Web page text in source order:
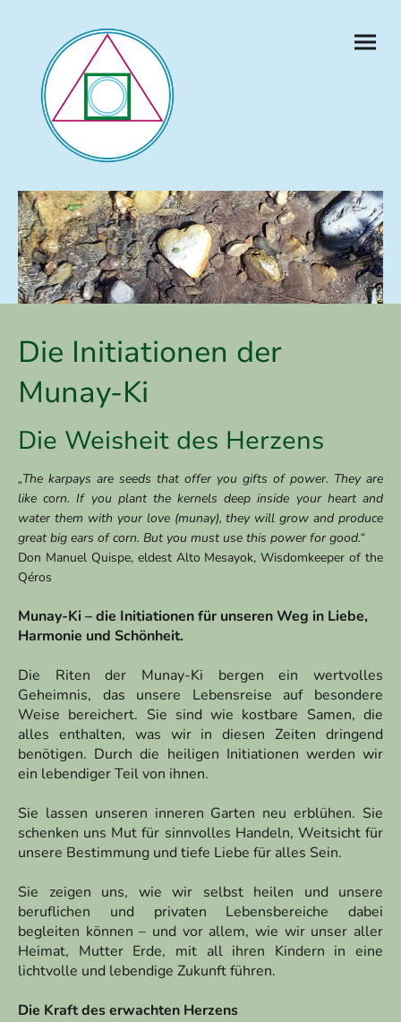
Die Initiationen der
Munay-Ki
Die Weisheit des Herzens
„The karpays are seeds that offer you gifts of power. They are
like corn. If you plant the kernels deep inside your heart and
water them with your love (munay), they will grow and produce
great big ears of corn. But you must use this power for good.“
Don Manuel Quispe, eldest Alto Mesayok, Wisdomkeeper of the
Qéros
Munay-Ki – die Initiationen für unseren Weg in Liebe,
Harmonie und Schönheit.
Die Riten der Munay-Ki bergen ein wertvolles
Geheimnis, das unsere Lebensreise auf besondere
Weise bereichert. Sie sind wie kostbare Samen, die
alles enthalten, was wir in diesen Zeiten dringend
benötigen. Durch die heiligen Initiationen werden wir
ein lebendiger Teil von ihnen.
Sie lassen unseren inneren Garten neu erblühen. Sie
schenken uns Mut für sinnvolles Handeln, Weitsicht für
unsere Bestimmung und tiefe Liebe für alles Sein.
Sie zeigen uns, wie wir selbst heilen und unsere
beruflichen und privaten Lebensbereiche dabei
begleiten können – und vor allem, wie wir unser aller
Heimat, Mutter Erde, mit all ihren Kindern in eine
lichtvolle und lebendige Zukunft führen.
Die Kraft des erwachten Herzens